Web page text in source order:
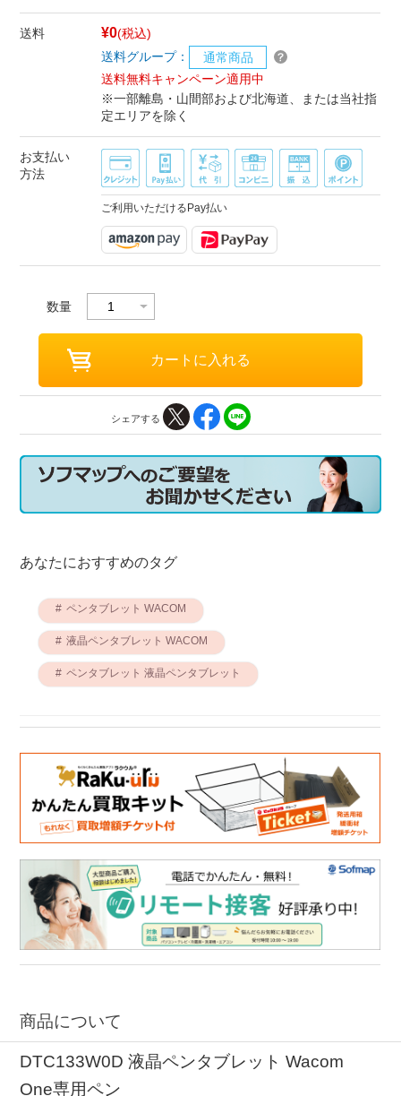
送料 ¥0(税込)
送料グループ：
通常商品
送料無料キャンペーン適用中
※一部離島・山間部および北海道、または当社指
定エリアを除く
お支払い
方法
ご利用いただけるPay払い
数量
シェアする
あなたにおすすめのタグ
ペンタブレット WACOM
液晶ペンタブレット WACOM
ペンタブレット 液晶ペンタブレット
商品について
DTC133W0D 液晶ペンタブレット Wacom
One専用ペン